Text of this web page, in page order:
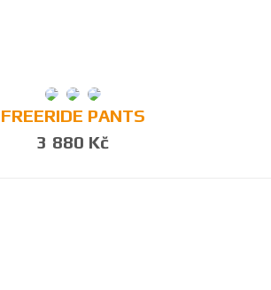
FREERIDE PANTS
3 880 Kč